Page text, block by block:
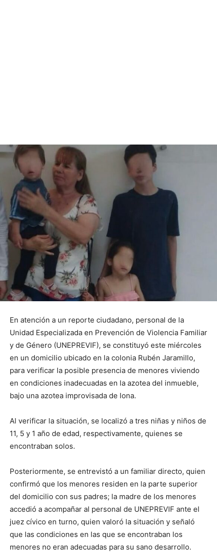
En atención a un reporte ciudadano, personal de la
Unidad Especializada en Prevención de Violencia Familiar
y de Género (UNEPREVIF), se constituyó este miércoles
en un domicilio ubicado en la colonia Rubén Jaramillo,
para verificar la posible presencia de menores viviendo
en condiciones inadecuadas en la azotea del inmueble,
bajo una azotea improvisada de lona.
Al verificar la situación, se localizó a tres niñas y niños de
11, 5 y 1 año de edad, respectivamente, quienes se
encontraban solos.
Posteriormente, se entrevistó a un familiar directo, quien
confirmó que los menores residen en la parte superior
del domicilio con sus padres; la madre de los menores
accedió a acompañar al personal de UNEPREVIF ante el
juez cívico en turno, quien valoró la situación y señaló
que las condiciones en las que se encontraban los
menores no eran adecuadas para su sano desarrollo.